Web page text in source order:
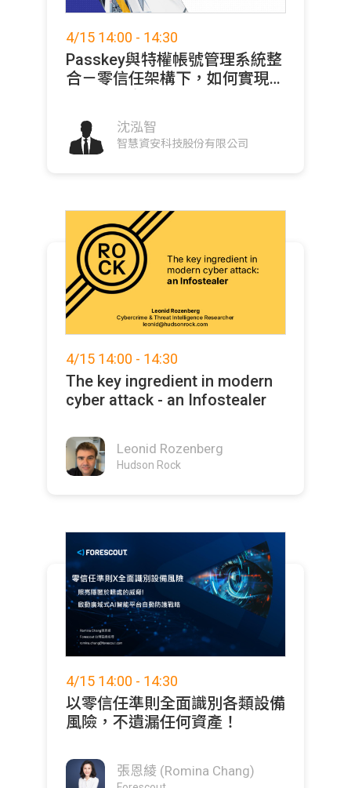
4/15 14:00 - 14:30
Passkey與特權帳號管理系統整
合－零信任架構下，如何實現組
沈泓智
智慧資安科技股份有限公司
4/15 14:00 - 14:30
The key ingredient in modern
cyber attack - an Infostealer
Leonid Rozenberg
Hudson Rock
4/15 14:00 - 14:30
以零信任準則全面識別各類設備
風險，不遺漏任何資產！
張恩綾 (Romina Chang)